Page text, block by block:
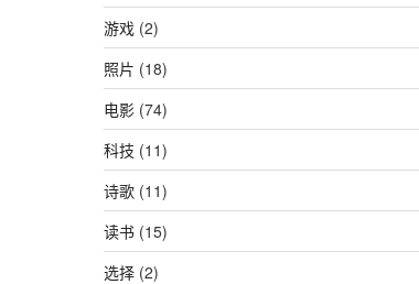
游戏(2)
照片 (18)
电影(74)
科技 (11)
诗歌(11)
读书(15)
选择(2)